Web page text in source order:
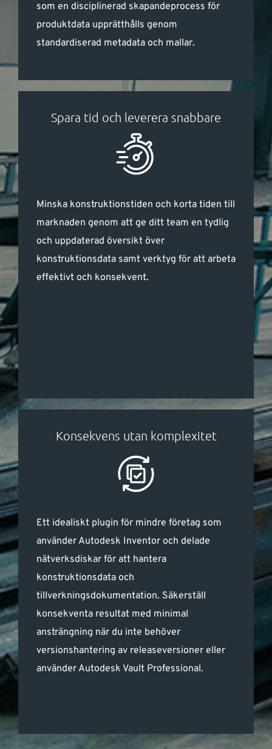
som en disciplinerad skapandeprocess för
produktdata upprätthålls genom
standardiserad metadata och mallar.
Spara tid och leverera snabbare
Minska konstruktionstiden och korta tiden till
marknaden genom att ge ditt team en tydlig
och uppdaterad översikt över
konstruktionsdata samt verktyg för att arbeta
effektivt och konsekvent.
Konsekvens utan komplexitet
Ett idealiskt plugin för mindre företag som
använder Autodesk Inventor och delade
nätverksdiskar för att hantera
konstruktionsdata och
tillverkningsdokumentation. Säkerställ
konsekventa resultat med minimal
ansträngning när du inte behöver
versionshantering av releaseversioner eller
använder Autodesk Vault Professional.